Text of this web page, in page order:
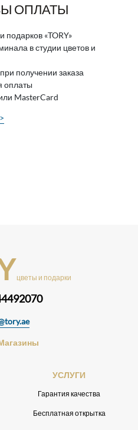
ОПЛАТЫ
подарков «TORY»
в студии цветов и
получении заказа
оплаты
MasterCard
цветы и подарки
УСЛУГИ
Гарантия качества
Бесплатная открытка